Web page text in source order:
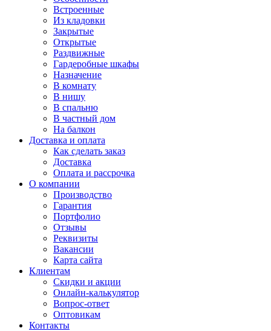
Встроенные
Из кладовки
Закрытые
Открытые
Раздвижные
Гардеробные шкафы
Назначение
В комнату
В нишу
В спальню
В частный дом
На балкон
Доставка и оплата
Как сделать заказ
Доставка
Оплата и рассрочка
О компании
Производство
Гарантия
Портфолио
Отзывы
Реквизиты
Вакансии
Карта сайта
Клиентам
Скидки и акции
Онлайн-калькулятор
Вопрос-ответ
Оптовикам
Контакты